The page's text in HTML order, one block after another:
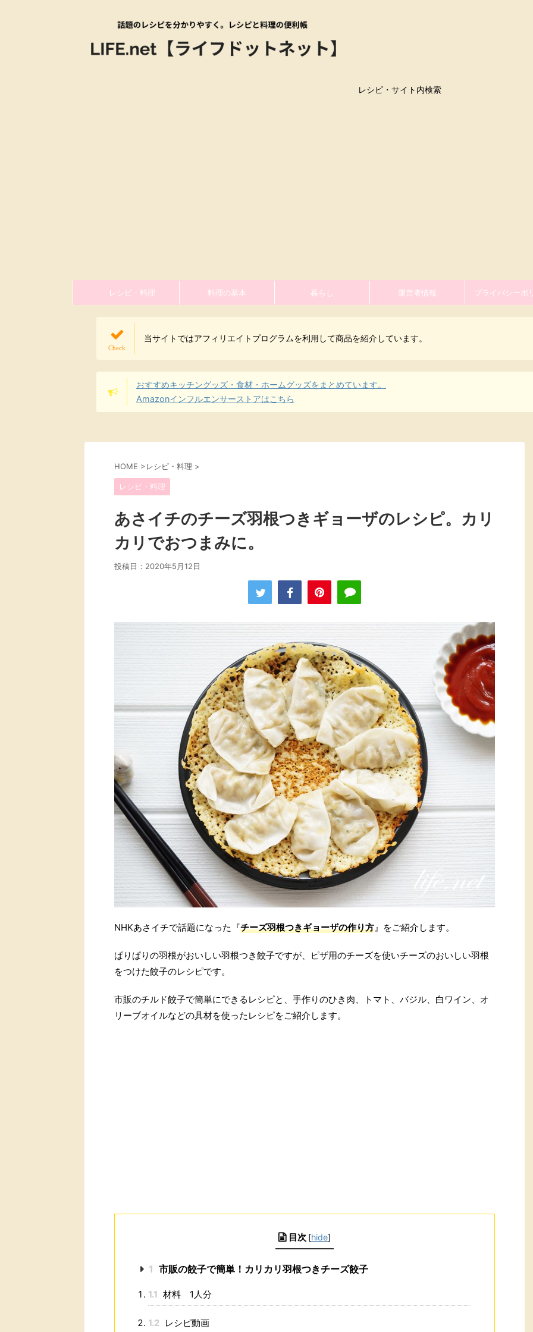
レシピ・サイト内検索
レシピ・料理 料理の基本 暮らし 運営者情報 プライバシーポ
当サイトではアフィリエイトプログラムを利用して商品を紹介しています。
おすすめキッチングッズ・食材・ホームグッズをまとめています。
Amazonインフルエンサーストアはこちら
HOME >レシピ・料理 >
レシピ・料理
あさイチのチーズ羽根つきギョーザのレシピ。カリ
カリでおつまみに。
投稿日： 2020年5月12日
NHKあさイチで話題になった『チーズ羽根つきギョーザの作り方』をご紹介します。
ぱりぱりの羽根がおいしい羽根つき餃子ですが、ピザ用のチーズを使いチーズのおいしい羽根
をつけた餃子のレシピです。
市販のチルド餃子で簡単にできるレシピと、手作りのひき肉、トマト、バジル、白ワイン、オ
リーブオイルなどの具材を使ったレシピをご紹介します。
目次 [hide]
1 市販の餃子で簡単！カリカリ羽根つきチーズ餃子
1.1 材料 1人分
1.2 レシピ動画